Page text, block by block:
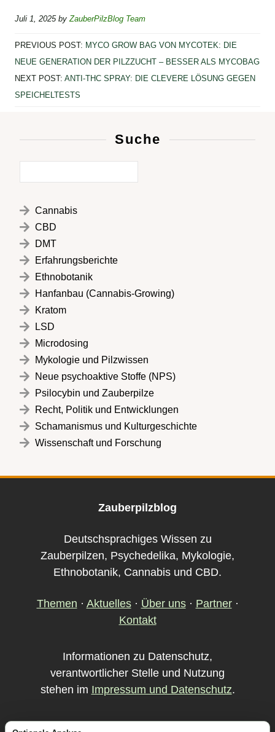
c
e
b
o
tt
er
at
s
A
p
ss
e
n
g
e
n
Juli 1, 2025byZauberPilzBlog Team
PREVIOUS POST: MYCO GROW BAG VON MYCOTEK: DIE
NEUE GENERATION DER PILZZUCHT – BESSER ALS MYCOBAG
NEXT POST: ANTI‑THC SPRAY: DIE CLEVERE LÖSUNG GEGEN
SPEICHELTESTS
Suche
Cannabis
CBD
DMT
Erfahrungsberichte
Ethnobotanik
Hanfanbau (Cannabis-Growing)
Kratom
LSD
Microdosing
Mykologie und Pilzwissen
Neue psychoaktive Stoffe (NPS)
Psilocybin und Zauberpilze
Recht, Politik und Entwicklungen
Schamanismus und Kulturgeschichte
Wissenschaft und Forschung
Zauberpilzblog
Deutschsprachiges Wissen zu
Zauberpilzen, Psychedelika, Mykologie,
Ethnobotanik, Cannabis und CBD.
Themen · Aktuelles· Über uns· Partner·
Kontakt
Informationen zu Datenschutz,
verantwortlicher Stelle und Nutzung
stehen im Impressum und Datenschutz.